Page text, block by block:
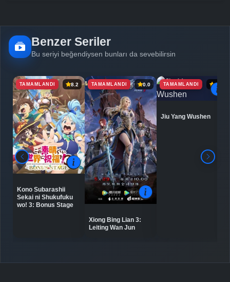
Benzer Seriler
Bu seriyi beğendiysen bunları da sevebilirsin
TAMAMLANDI 8.2
Kono Subarashii
Sekai ni Shukufuku
wo! 3: Bonus Stage
TAMAMLANDI 0.0
Xiong Bing Lian 3:
Leiting Wan Jun
TAMAMLANDI 6.9
Jiu Yang Wushen